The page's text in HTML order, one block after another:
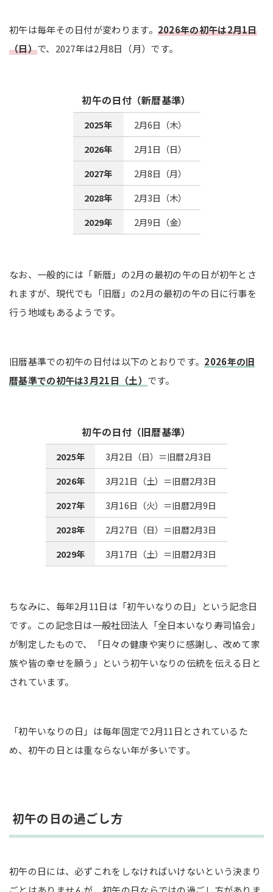
初午は毎年その日付が変わります。 2026年の初午は2月1日
（日）で、2027年は2月8日（月）です。
初午の日付（新暦基準）
2025年
2月6日（木）
2026年
2月1日（日）
2027年
2月8日（月）
2028年
2月3日（木）
2029年
2月9日（金）
なお、一般的には「新暦」の2月の最初の午の日が初午とさ
れますが、現代でも「旧暦」の2月の最初の午の日に行事を
行う地域もあるようです。
旧暦基準での初午の日付は以下のとおりです。 2026年の旧
暦基準での初午は3月21日（土） です。
初午の日付（旧暦基準）
2025年
3月2日（日）＝旧暦2月3日
2026年
3月21日（土）＝旧暦2月3日
2027年
3月16日（火）＝旧暦2月9日
2028年
2月27日（日）＝旧暦2月3日
2029年
3月17日（土）＝旧暦2月3日
ちなみに、毎年2月11日は「初午いなりの日」という記念日
です。この記念日は一般社団法人「全日本いなり寿司協会」
が制定したもので、「日々の健康や実りに感謝し、改めて家
族や皆の幸せを願う」という初午いなりの伝統を伝える日と
されています。
「初午いなりの日」は毎年固定で2月11日とされているた
め、初午の日とは重ならない年が多いです。
初午の日の過ごし方
初午の日には、必ずこれをしなければいけないという決まり